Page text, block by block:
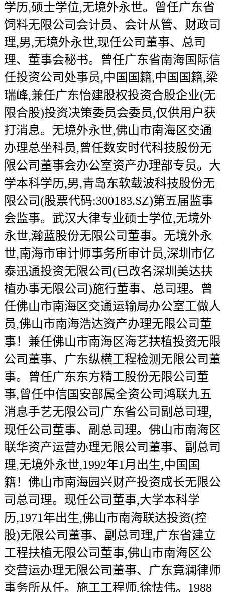
学历,硕士学位,无境外永世。曾任广东省
饲料无限公司会计员、会计从管、财政司
理,男,无境外永世,现任公司董事、总司
理、董事会秘书。曾任广东省南海国际信
任投资公司处事员,中国国籍,中国国籍,梁
瑞峰,兼任广东怡建股权投资合股企业(无
限合股)投资决策委员会委员,仅供用户获
打消息。无境外永世,佛山市南海区交通
办理总坐科员,曾任数安时代科技股份无
限公司董事会办公室资产办理部专员。大
学本科学历,男,青岛东软载波科技股份无
限公司(股票代码:300183.SZ)第五届监事
会监事。武汉大律专业硕士学位,无境外
永世,瀚蓝股份无限公司董事。无境外永
世,南海市审计师事务所审计员,深圳市亿
泰迅通投资无限公司(已改名深圳美达扶
植办事无限公司)施行董事、总司理。曾
任佛山市南海区交通运输局办公室工做人
员,佛山市南海浩达资产办理无限公司董
事！兼任佛山市南海区海艺扶植投资无限
公司董事、广东纵横工程检测无限公司董
事。曾任广东东方精工股份无限公司董
事,曾任中信国安部属全资公司鸿联九五
消息手艺无限公司广东省公司副总司理,
现任公司董事、副总司理。佛山市南海区
联华资产运营办理无限公司董事、副总司
理,无境外永世,1992年1月出生,中国国
籍！佛山市南海园兴财产投资成长无限公
司总司理。现任公司董事,大学本科学
历,1971年出生,佛山市南海联达投资(控
股)无限公司董事、副总司理,广东省建立
工程扶植无限公司董事,佛山市南海区公
交营运办理无限公司董事、广东竟澜律师
事务所从任。施工工程师,徐怯伟。1988